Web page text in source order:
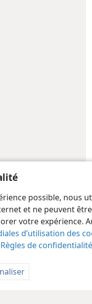
possible, nous
et ne peuvent
votre expérience.
d’utilisation des
Règles de confidentialité